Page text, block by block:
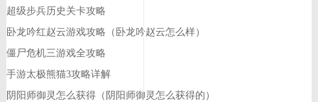
超级步兵历史关卡攻略
卧龙吟红赵云游戏攻略（卧龙吟赵云怎么样）
僵尸危机三游戏全攻略
手游太极熊猫3攻略详解
阴阳师御灵怎么获得（阴阳师御灵怎么获得的）